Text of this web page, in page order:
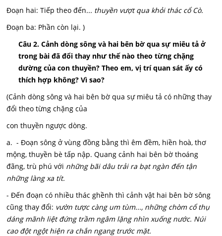
Đoạn hai: Tiếp theo đến... thuyền vượt qua khỏi thác cổ Cò.
Đoạn ba: Phần còn lại. )
Câu 2. Cảnh dòng sông và hai bên bờ qua sự miêu tả ở
trong bài đã đổi thay như thế nào theo từng chặng
dường của con thuyền? Theo em, vị trí quan sát ấy có
thích hợp không? Vì sao?
(Cảnh dòng sông và hai bên bờ qua sự miêu tả có những thay
đổi theo từng chặng của
con thuyền ngược dòng.
a. - Đoạn sông ở vùng đồng bằng thì êm đềm, hiền hoà, thơ
mộng, thuyền bè tấp nập. Quang cảnh hai bên bờ thoáng
đãng, trù phú với những bãi dâu trải ra bạt ngàn đến tận
những làng xa tít.
- Đến đoạn có nhiều thác ghềnh thì cảnh vật hai bên bờ sông
cũng thay đổi: vườn tược càng um tùm..., những chòm cổ thụ
dáng mãnh liệt đứng trầm ngâm lặng nhìn xuống nước. Núi
cao đột ngột hiện ra chắn ngang trước mặt.